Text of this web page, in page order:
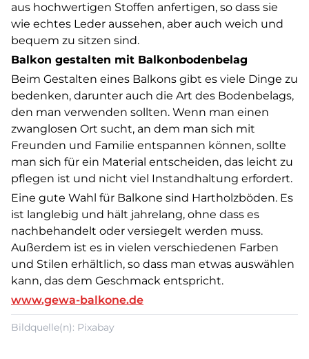
aus hochwertigen Stoffen anfertigen, so dass sie
wie echtes Leder aussehen, aber auch weich und
bequem zu sitzen sind.
Balkon gestalten mit Balkonbodenbelag
Beim Gestalten eines Balkons gibt es viele Dinge zu
bedenken, darunter auch die Art des Bodenbelags,
den man verwenden sollten. Wenn man einen
zwanglosen Ort sucht, an dem man sich mit
Freunden und Familie entspannen können, sollte
man sich für ein Material entscheiden, das leicht zu
pflegen ist und nicht viel Instandhaltung erfordert.
Eine gute Wahl für Balkone sind Hartholzböden. Es
ist langlebig und hält jahrelang, ohne dass es
nachbehandelt oder versiegelt werden muss.
Außerdem ist es in vielen verschiedenen Farben
und Stilen erhältlich, so dass man etwas auswählen
kann, das dem Geschmack entspricht.
www.gewa-balkone.de
Bildquelle(n): Pixabay